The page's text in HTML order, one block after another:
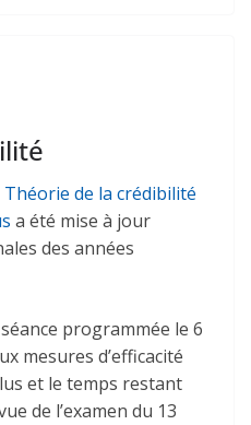
de la crédibilité
a été mise à jour
des années
programmée le 6
mesures d’efficacité
et le temps restant
de l’examen du 13